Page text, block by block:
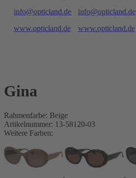
info@opticland.de
www.opticland.de
info@opticland.de
www.opticland.de
Gina
Rahmenfarbe: Beige
Artikelnummer: 13-58120-03
Weitere Farben: